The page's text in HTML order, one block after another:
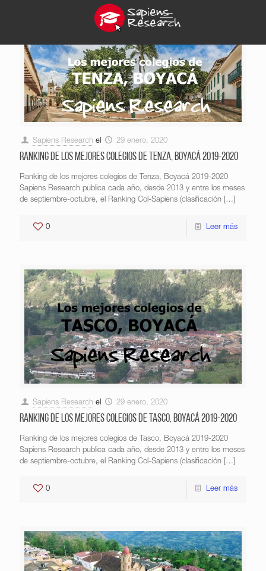
Sapiens Research el 29 enero, 2020
Ranking de los mejores colegios de Tenza, Boyacá 2019-2020
Ranking de los mejores colegios de Tenza, Boyacá 2019-2020
Sapiens Research publica cada año, desde 2013 y entre los meses
de septiembre-octubre, el Ranking Col-Sapiens (clasificación […]
0 Leer más
Sapiens Research el 29 enero, 2020
Ranking de los mejores colegios de Tasco, Boyacá 2019-2020
Ranking de los mejores colegios de Tasco, Boyacá 2019-2020
Sapiens Research publica cada año, desde 2013 y entre los meses
de septiembre-octubre, el Ranking Col-Sapiens (clasificación […]
0 Leer más